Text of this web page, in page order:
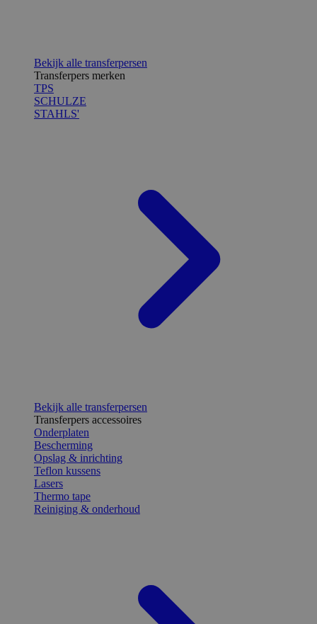
Bekijk alle transferpersen
Transferpers merken
TPS
SCHULZE
STAHLS'
Bekijk alle transferpersen
Transferpers accessoires
Onderplaten
Bescherming
Opslag & inrichting
Teflon kussens
Lasers
Thermo tape
Reiniging & onderhoud